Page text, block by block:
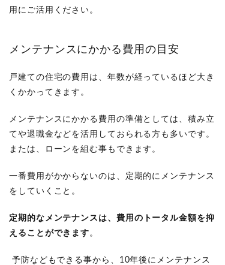
用にご活用ください。
メンテナンスにかかる費用の目安
戸建ての住宅の費用は、年数が経っているほど大き
くかかってきます。
メンテナンスにかかる費用の準備としては、積み立
てや退職金などを活用しておられる方も多いです。
または、ローンを組む事もできます。
一番費用がかからないのは、定期的にメンテナンス
をしていくこと。
定期的なメンテナンス は、費用の トータル金額を抑
える ことができます 。
予防などもできる事から、10年後にメンテナンス